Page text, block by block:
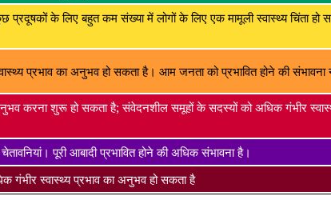
कुछ प्रदूषकों के लिए बहुत कम संख्या में लोगों के लिए एक मामूली स्वास्थ्य चिंता
प्रभाव का अनुभव हो सकता है। आम जनता को प्रभावित होने की संभावना
करना शुरू हो सकता है; संवेदनशील समूहों के सदस्यों को अधिक गंभीर
पूरी आबादी प्रभावित होने की अधिक संभावना है।
गंभीर स्वास्थ्य प्रभाव का अनुभव हो सकता है